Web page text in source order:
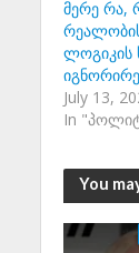
მერე რა,
ლოგიკის
July 13,
In
You